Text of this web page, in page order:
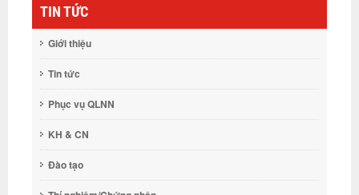
TIN TỨC
Giới thiệu
Tin tức
Phục vụ QLNN
KH & CN
Đào tạo